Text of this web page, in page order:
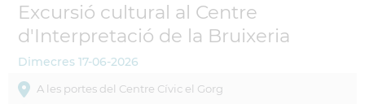
Excursió cultural al Centre
d'Interpretació de la Bruixeria
Dimecres 17-06-2026
A les portes del Centre Cívic el Gorg